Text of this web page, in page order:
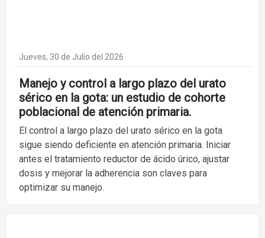
Jueves, 30 de Julio del 2026
Manejo y control a largo plazo del urato
sérico en la gota: un estudio de cohorte
poblacional de atención primaria.
El control a largo plazo del urato sérico en la gota
sigue siendo deficiente en atención primaria. Iniciar
antes el tratamiento reductor de ácido úrico, ajustar
dosis y mejorar la adherencia son claves para
optimizar su manejo.